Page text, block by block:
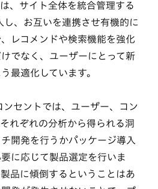
、サイト全体を統合管理する
、お互いを連携させ有機的に
レコメンドや検索機能を強化
でなく、ユーザーにとって新
最適化しています。
セントでは、ユーザー、コン
れぞれの分析から得られる洞
開発を行うかパッケージ導入
に応じて製品選定を行いま
品に傾倒するということはあ